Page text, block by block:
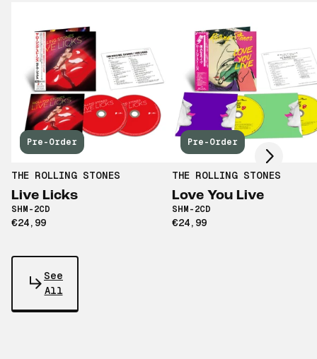
Pre-Order
THE ROLLING STONES
Live Licks
SHM-2CD
€24,99
Pre-Order
THE ROLLING STONES
Love You Live
SHM-2CD
€24,99
Scroll right
See
All